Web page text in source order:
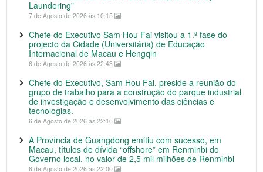
Laundering”
7 de Agosto de 2026 às 10:15
Chefe do Executivo Sam Hou Fai visitou a 1.ª fase do
projecto da Cidade (Universitária) de Educação
Internacional de Macau e Hengqin
6 de Agosto de 2026 às 22:43
Chefe do Executivo, Sam Hou Fai, preside a reunião do
grupo de trabalho para a construção do parque industrial
de investigação e desenvolvimento das ciências e
tecnologias.
6 de Agosto de 2026 às 22:16
A Província de Guangdong emitiu com sucesso, em
Macau, títulos de dívida “offshore” em Renminbi do
Governo local, no valor de 2,5 mil milhões de Renminbi
6 de Agosto de 2026 às 22:00